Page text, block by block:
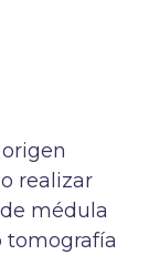
realizar
médula
tomografía